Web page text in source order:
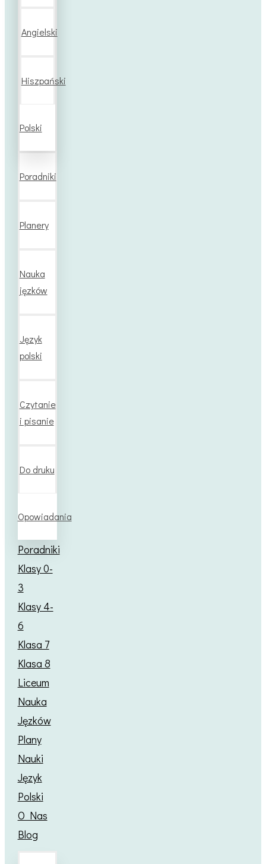
Angielski
Hiszpański
Polski
Poradniki
Planery
Nauka
jęzków
Język
polski
Czytanie
i pisanie
Do druku
Opowiadania
Poradniki
Klasy 0-
3
Klasy 4-
6
Klasa 7
Klasa 8
Liceum
Nauka
Jęzków
Plany
Nauki
Język
Polski
O Nas
Blog